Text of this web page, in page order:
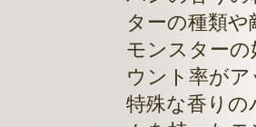
ターの種類
モンスター
ウント率が
特殊な香り